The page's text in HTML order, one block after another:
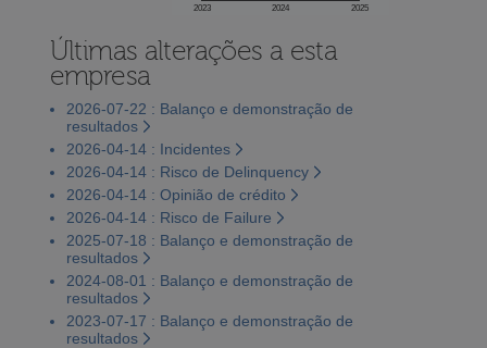
2023 2024 2025
Últimas alterações a esta
empresa
2026-07-22 : Balanço e demonstração de
resultados
2026-04-14 : Incidentes
2026-04-14 : Risco de Delinquency
2026-04-14 : Opinião de crédito
2026-04-14 : Risco de Failure
2025-07-18 : Balanço e demonstração de
resultados
2024-08-01 : Balanço e demonstração de
resultados
2023-07-17 : Balanço e demonstração de
resultados